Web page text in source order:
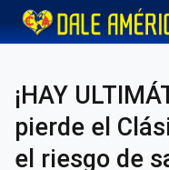
¡HAY
pierde el
el riesgo de